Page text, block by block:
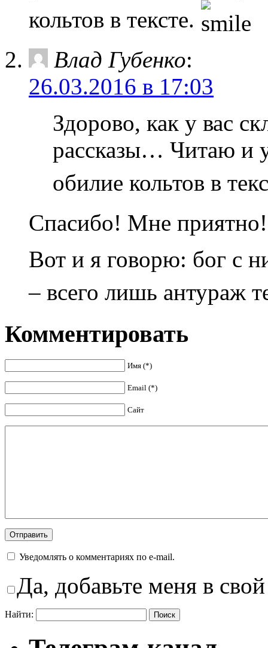
кольтов в тексте.
Влад Губенко:
26.03.2016 в 17:03
Здорово, как у вас
рассказы… Читаю и
обилие кольтов в
Спасибо! Мне приятно!
Вот и я говорю: бог с
– всего лишь антураж
Комментировать
Имя (*)
Email (*)
Сайт
Уведомлять о комментариях по e-mail.
Да, добавьте меня в
Найти: